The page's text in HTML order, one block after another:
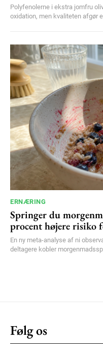
Polyfenolerne i ekstra jomfru
oxidation, men kvaliteten afgør
ERNÆRING
Springer du
procent højere risiko
En ny meta-analyse af ni
deltagere kobler
Følg os